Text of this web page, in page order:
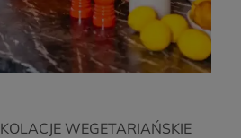
WEGETARIAŃSKIE